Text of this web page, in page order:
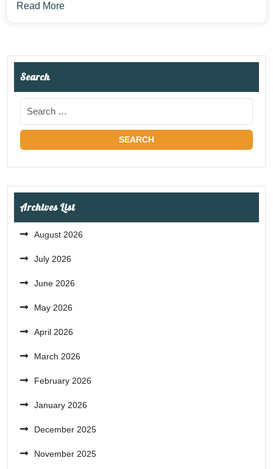
Read More
Search
Archives List
August 2026
July 2026
June 2026
May 2026
April 2026
March 2026
February 2026
January 2026
December 2025
November 2025